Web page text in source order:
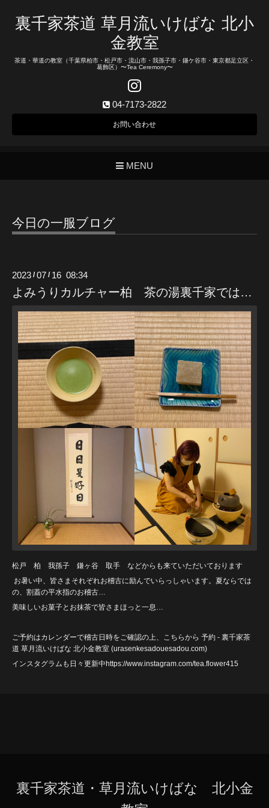
裏千家茶道 草月流いけばな 北小
金教室
茶道・華道の教室（千葉県柏市・松戸市・流山市・我孫子市・鎌ケ谷市・東京都足立区・
葛飾区）〜Tea Ceremony〜
04-7173-2822
お問い合わせ
MENU
今日の一服ブログ
2023 /07 / 16 08:34
よみうりカルチャー柏 茶の湯裏千家では…
松戸 柏 我孫子 鎌ヶ谷 取手 などからも来ていただいております
お暑い中、皆さまそれぞれお稽古に励んでいらっしゃいます。夏ならでは
の、割蓋の平水指のお稽古…
美味しいお菓子とお抹茶で皆さまほっと一息…
ご予約はカレンダーで稽古日時をご確認の上、こちらから 予約 - 裏千家茶
道 草月流いけばな 北小金教室 (urasenkesadouesadou .com)
インスタグラムも日々更新中https://www.instagram.com/tea.flower415
裏千家茶道・草月流いけばな 北小金